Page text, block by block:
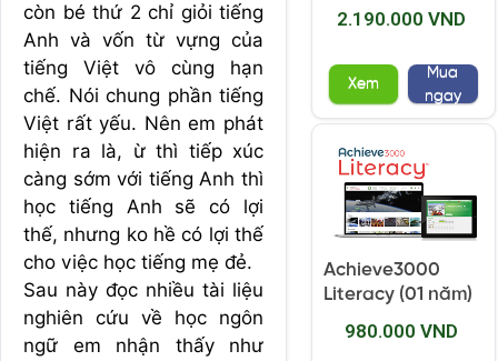
còn bé thứ 2 chỉ giỏi tiếng
Anh và vốn từ vựng của
tiếng Việt vô cùng hạn
chế. Nói chung phần tiếng
Việt rất yếu. Nên em phát
hiện ra là, ừ thì tiếp xúc
càng sớm với tiếng Anh thì
học tiếng Anh sẽ có lợi
thế, nhưng ko hề có lợi thế
cho việc học tiếng mẹ đẻ.
Sau này đọc nhiều tài liệu
nghiên cứu về học ngôn
ngữ em nhận thấy như
2.190.000 VND
Xem
Mua
ngay
Achieve3000
Literacy (01 năm)
980.000 VND